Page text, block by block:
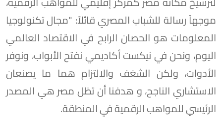
موجهاً رسالة للشباب المصري قائلاً: "مجال تكنولوجيا
المعلومات هو الحصان الرابح في الاقتصاد العالمي
اليوم، ونحن في نيكست أكاديمي نفتح الأبواب، ونوفر
الأدوات، ولكن الشغف والالتزام هما ما يصنعان
الاستشاري الناجح، و هدفنا أن تظل مصر هي المصدر
الرئيسي للمواهب الرقمية في المنطقة.